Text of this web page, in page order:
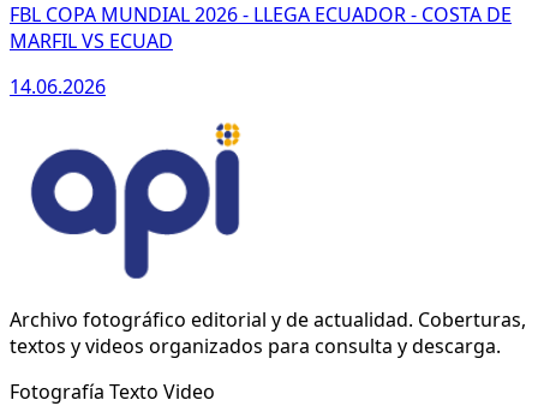
FBL COPA MUNDIAL 2026 - LLEGA ECUADOR - COSTA DE
MARFIL VS ECUAD
14.06.2026
Archivo fotográfico editorial y de actualidad. Coberturas,
textos y videos organizados para consulta y descarga.
Fotografía Texto Video